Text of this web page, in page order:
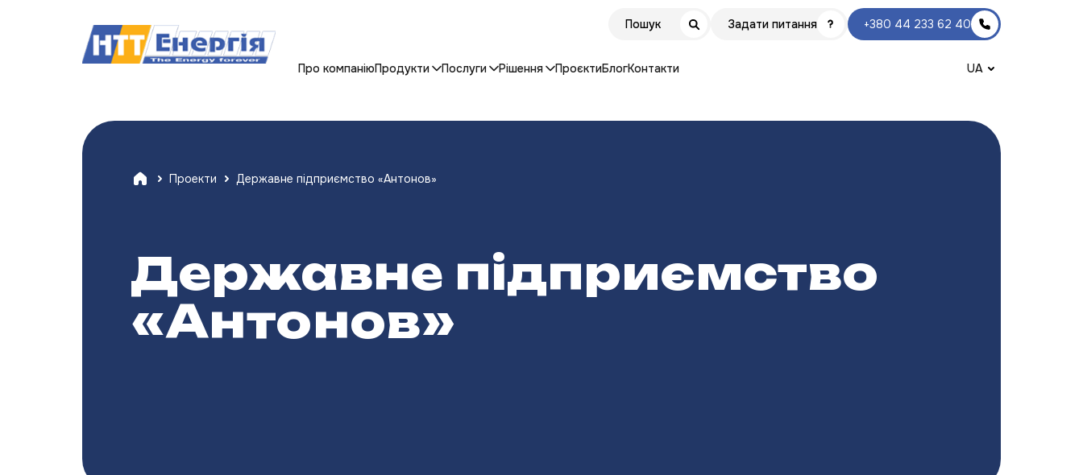
Задати питання +380 44 233 62 40
Про компаніюПродукти Послуги Рішення ПроєктиБлогКонтакти UA
Проекти Державне підприємство «Антонов»
Державне підприємство
«Антонов»